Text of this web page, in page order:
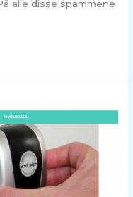
alle disse spammene